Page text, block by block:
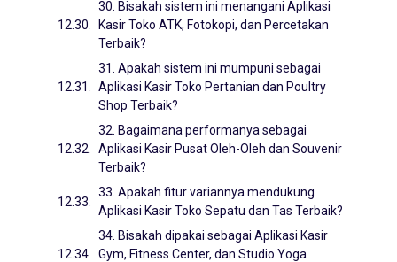
30. Bisakah sistem ini menangani Aplikasi
Kasir Toko ATK, Fotokopi, dan Percetakan
Terbaik?
31. Apakah sistem ini mumpuni sebagai
Aplikasi Kasir Toko Pertanian dan Poultry
Shop Terbaik?
32. Bagaimana performanya sebagai
Aplikasi Kasir Pusat Oleh-Oleh dan Souvenir
Terbaik?
33. Apakah fitur variannya mendukung
Aplikasi Kasir Toko Sepatu dan Tas Terbaik?
34. Bisakah dipakai sebagai Aplikasi Kasir
Gym, Fitness Center, dan Studio Yoga